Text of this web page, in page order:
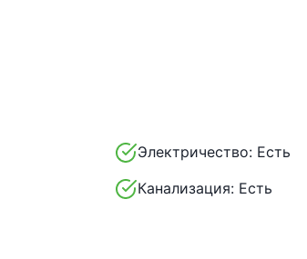
Электричество: Есть
Канализация: Есть